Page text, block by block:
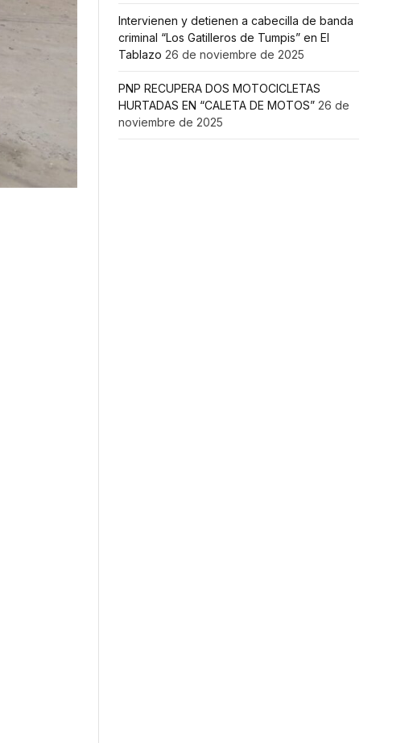
Intervienen y detienen a cabecilla de banda
criminal “Los Gatilleros de Tumpis” en El
Tablazo 26 de noviembre de 2025
PNP RECUPERA DOS MOTOCICLETAS
HURTADAS EN “CALETA DE MOTOS” 26 de
noviembre de 2025